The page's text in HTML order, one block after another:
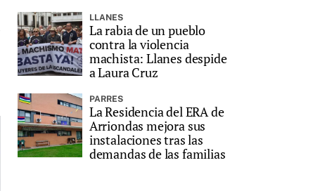
LLANES
La rabia de un pueblo
contra la violencia
machista: Llanes despide
a Laura Cruz
PARRES
La Residencia del ERA de
Arriondas mejora sus
instalaciones tras las
demandas de las familias